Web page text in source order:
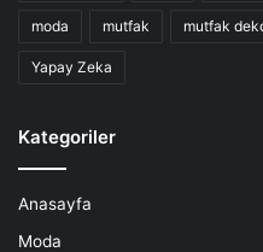
moda mutfak mutfak
Yapay Zeka
Kategoriler
Anasayfa
Moda